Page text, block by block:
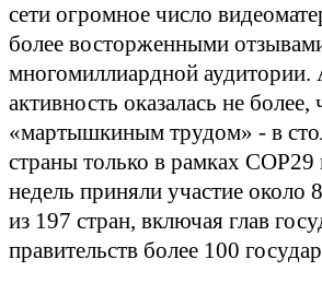
сети огромное число
более восторженными
многомиллиардной
активность оказалась не более,
«мартышкиным трудом» - в
страны только в рамках СОР29
недель приняли участие около
из 197 стран, включая глав
правительств более 100